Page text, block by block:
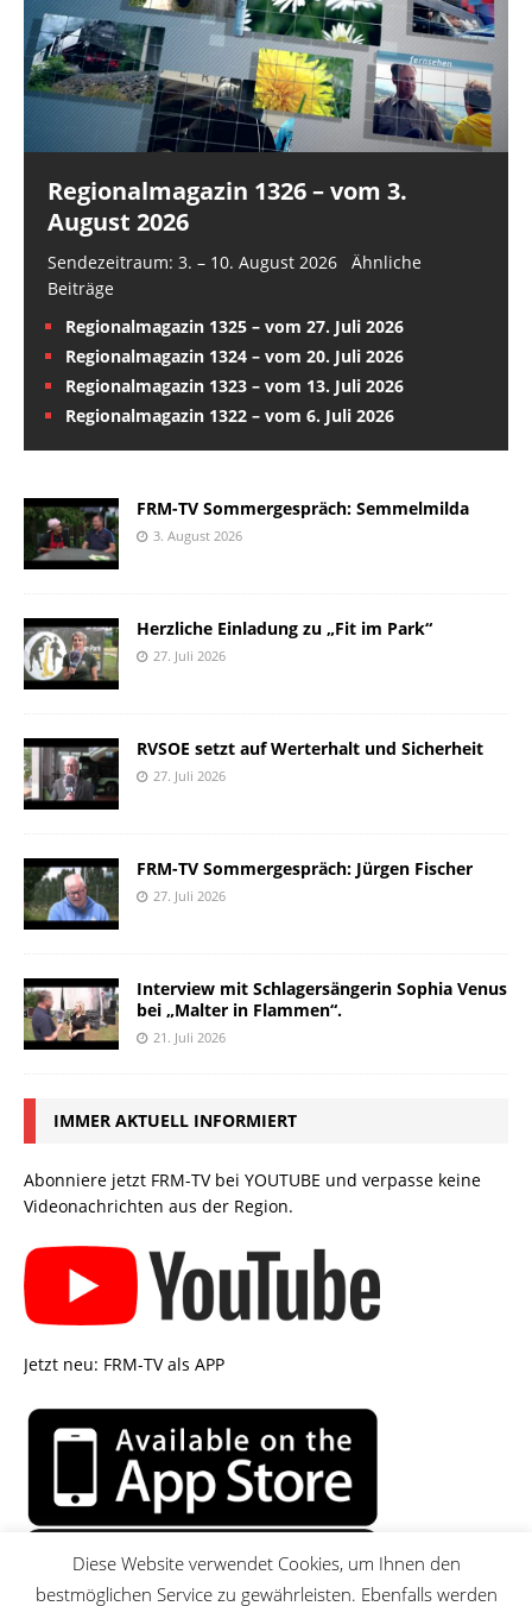
Regionalmagazin 1326 – vom 3.
August 2026
Sendezeitraum: 3. – 10. August 2026 Ähnliche
Beiträge
Regionalmagazin 1325 – vom 27. Juli 2026
Regionalmagazin 1324 – vom 20. Juli 2026
Regionalmagazin 1323 – vom 13. Juli 2026
Regionalmagazin 1322 – vom 6. Juli 2026
FRM-TV Sommergespräch: Semmelmilda
3. August 2026
Herzliche Einladung zu „Fit im Park“
27. Juli 2026
RVSOE setzt auf Werterhalt und Sicherheit
27. Juli 2026
FRM-TV Sommergespräch: Jürgen Fischer
27. Juli 2026
Interview mit Schlagersängerin Sophia Venus
bei „Malter in Flammen“.
21. Juli 2026
IMMER AKTUELL INFORMIERT
Abonniere jetzt FRM-TV bei YOUTUBE und verpasse keine
Videonachrichten aus der Region.
Jetzt neu: FRM-TV als APP
Diese Website verwendet Cookies, um Ihnen den
bestmöglichen Service zu gewährleisten. Ebenfalls werden